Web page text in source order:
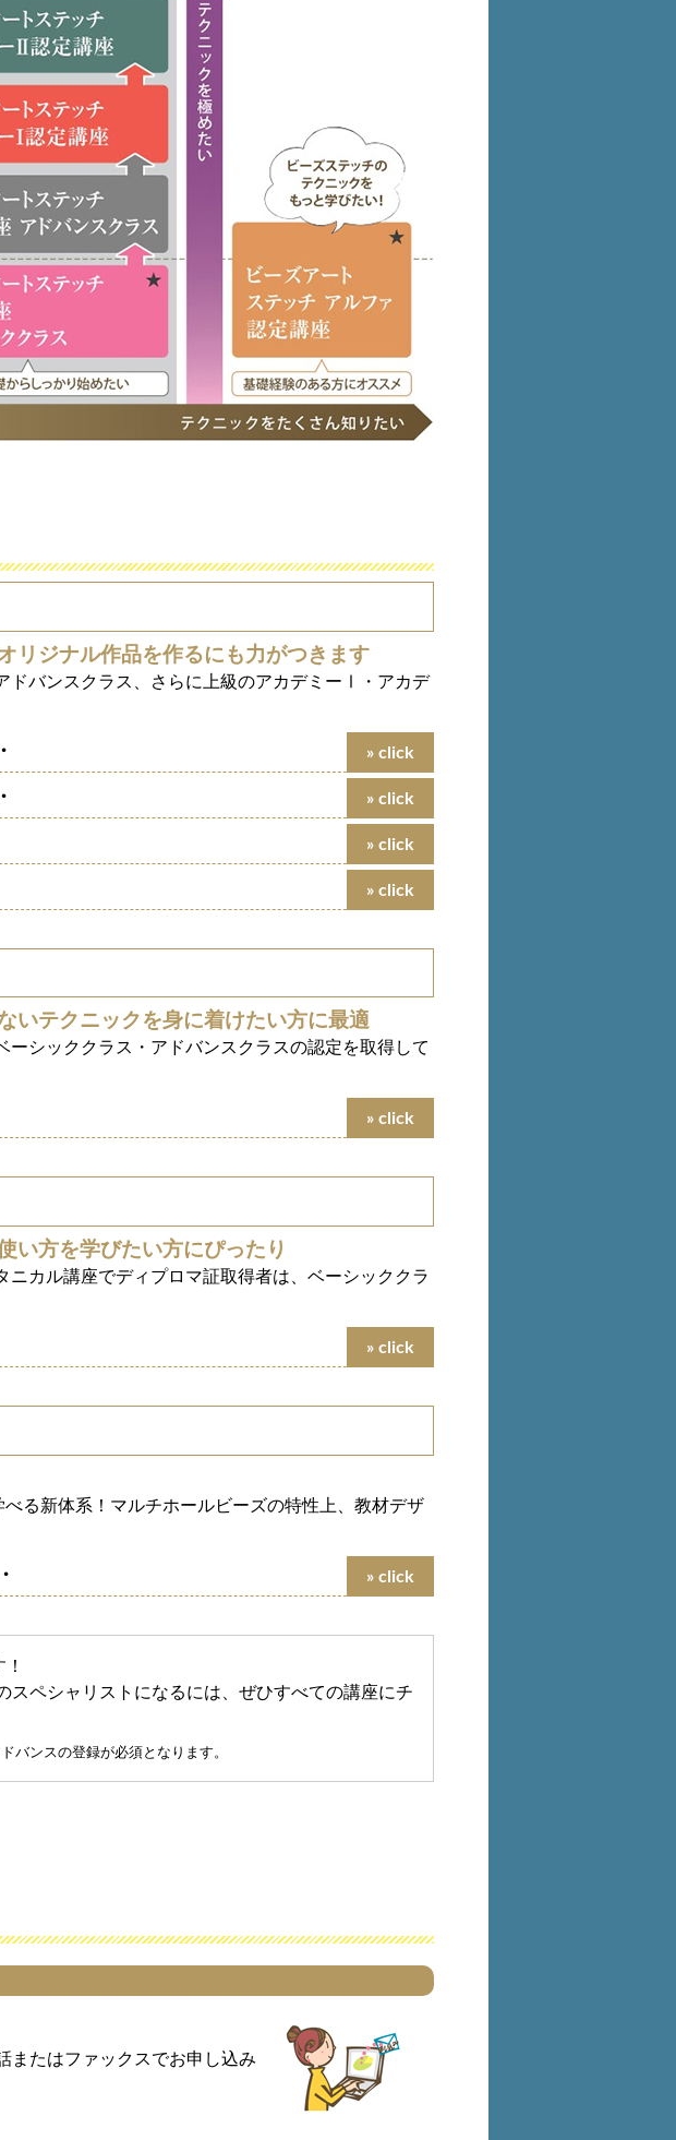
リジナル作品を作るにも力がつきます
ドバンスクラス、さらに上級のアカデミーⅠ・アカデ
いテクニックを身に着けたい方に最適
シッククラス・アドバンスクラスの認定を取得して
い方を学びたい方にぴったり
カル講座でディプロマ証取得者は、ベーシッククラ
る新体系！マルチホールビーズの特性上、教材デザ
ペシャリストになるには、ぜひすべての講座にチ
ンスの登録が必須となります。
またはファックスでお申し込み